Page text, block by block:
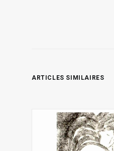
ARTICLES SIMILAIRES